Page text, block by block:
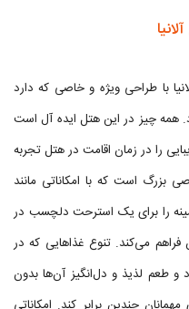
با طراحی ویژه و خاصی که دارد
همه چیز در این هتل ایده آل است
را در زمان اقامت در هتل تجربه
است که با امکاناتی مانند
را برای یک استرحت دلچسب در
فراهم می‌کند. تنوع غذاهایی که در
و طعم لذیذ و دل‌انگیز آن‌ها بدون